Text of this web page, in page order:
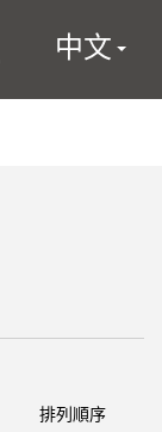
中文
排列順序